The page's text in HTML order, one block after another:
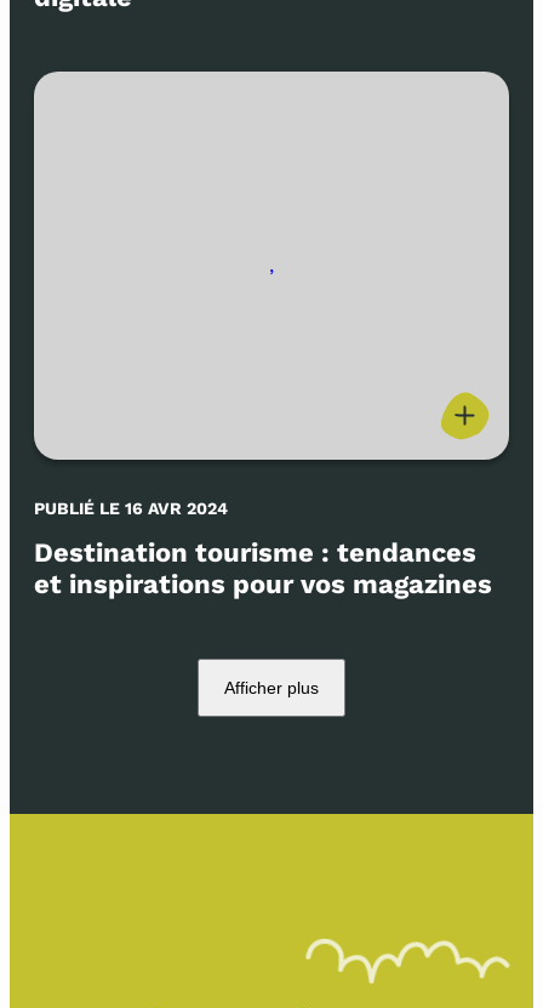
,
PUBLIÉ LE 16 AVR 2024
Destination tourisme : tendances
et inspirations pour vos magazines
Afficher plus